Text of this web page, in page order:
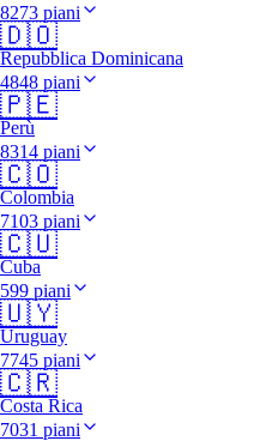
8273 piani
🇩🇴
Repubblica Dominicana
4848 piani
🇵🇪
Perù
8314 piani
🇨🇴
Colombia
7103 piani
🇨🇺
Cuba
599 piani
🇺🇾
Uruguay
7745 piani
🇨🇷
Costa Rica
7031 piani